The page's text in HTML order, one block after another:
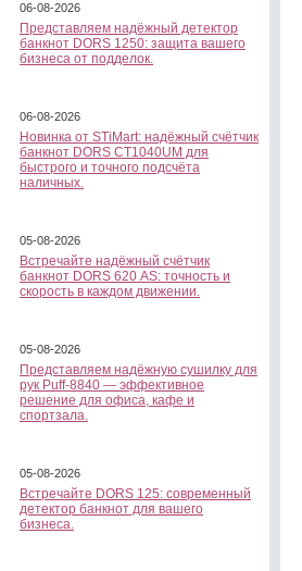
06-08-2026
Представляем надёжный детектор
банкнот DORS 1250: защита вашего
бизнеса от подделок.
06-08-2026
Новинка от STiMart: надёжный счётчик
банкнот DORS CT1040UM для
быстрого и точного подсчёта
наличных.
05-08-2026
Встречайте надёжный счётчик
банкнот DORS 620 АS: точность и
скорость в каждом движении.
05-08-2026
Представляем надёжную сушилку для
рук Puff-8840 — эффективное
решение для офиса, кафе и
спортзала.
05-08-2026
Встречайте DORS 125: современный
детектор банкнот для вашего
бизнеса.